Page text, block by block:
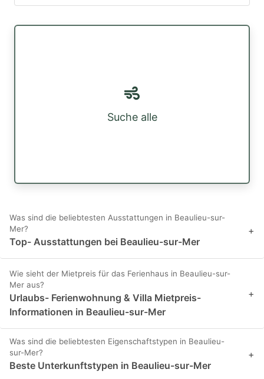
Suche alle
Was sind die beliebtesten Ausstattungen in Beaulieu-sur-
Mer?
Top- Ausstattungen bei Beaulieu-sur-Mer
+
Wie sieht der Mietpreis für das Ferienhaus in Beaulieu-sur-
Mer aus?
Urlaubs- Ferienwohnung & Villa Mietpreis-
Informationen in Beaulieu-sur-Mer
+
Was sind die beliebtesten Eigenschaftstypen in Beaulieu-
sur-Mer?
Beste Unterkunftstypen in Beaulieu-sur-Mer
+